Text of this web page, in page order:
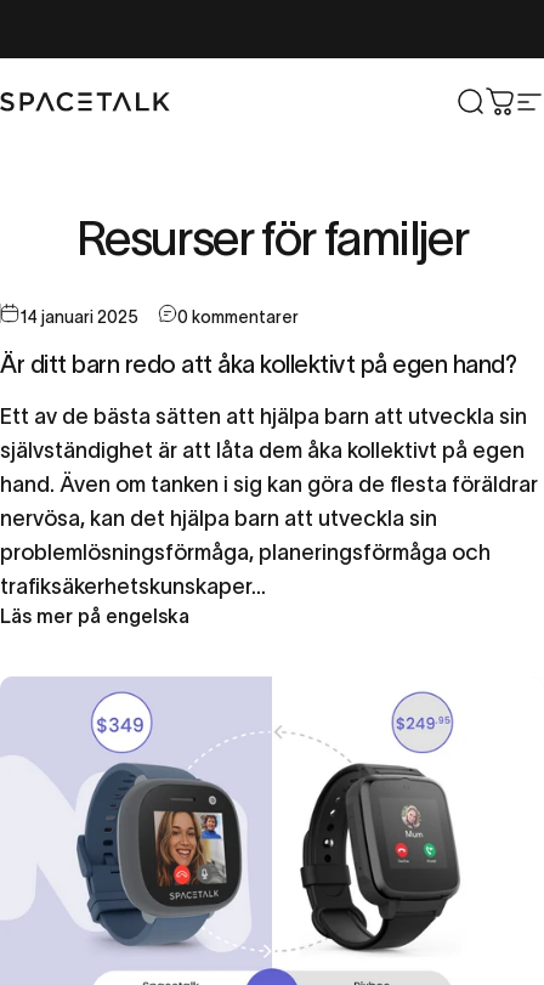
Spacetalk Sök
Resurserförfamiljer
14 januari 2025 0 kommentarer
Är ditt barn redo att åka kollektivt på egen hand?
Ett av de bästa sätten att hjälpa barn att utveckla sin
självständighet är att låta dem åka kollektivt på egen
hand. Även om tanken i sig kan göra de flesta föräldrar
nervösa, kan det hjälpa barn att utveckla sin
problemlösningsförmåga, planeringsförmåga och
trafiksäkerhetskunskaper...
Läs mer på engelska